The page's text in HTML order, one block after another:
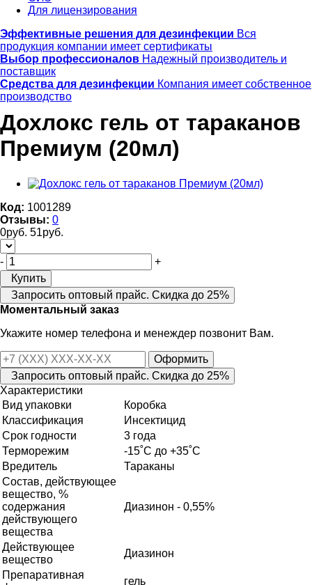
Для лицензирования
Эффективные решения для дезинфекции Вся
продукция компании имеет сертификаты
Выбор профессионалов Надежный производитель и
поставщик
Средства для дезинфекции Компания имеет собственное
производство
Дохлокс гель от тараканов
Премиум (20мл)
Код: 1001289
Отзывы: 0
0руб. 51руб.
-
+
Купить
Запросить оптовый прайс. Скидка до 25%
Моментальный заказ
Укажите номер телефона и менеждер позвонит Вам.
Оформить
Запросить оптовый прайс. Скидка до 25%
Характеристики
Вид упаковки
Коробка
Классификация
Инсектицид
Срок годности
3 года
Терморежим
-15˚С до +35˚С
Вредитель
Тараканы
Состав, действующее
вещество, %
содержания
действующего
вещества
Диазинон - 0,55%
Действующее
вещество
Диазинон
Препаративная
гель